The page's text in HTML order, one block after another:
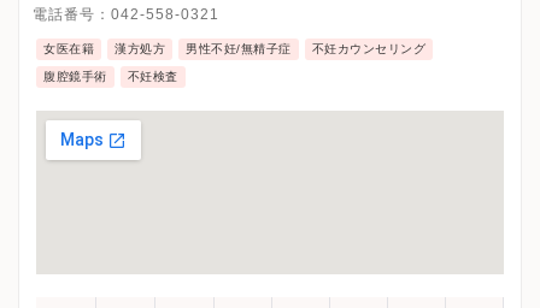
電話番号： 042-558-0321
女医在籍 漢方処方 男性不妊/無精子症 不妊カウンセリング
腹腔鏡手術 不妊検査